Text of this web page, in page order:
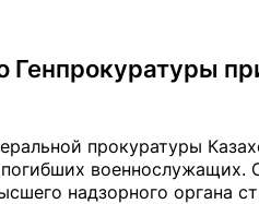
Генпрокуратуры
прокуратуры
военнослужащих.
надзорного органа